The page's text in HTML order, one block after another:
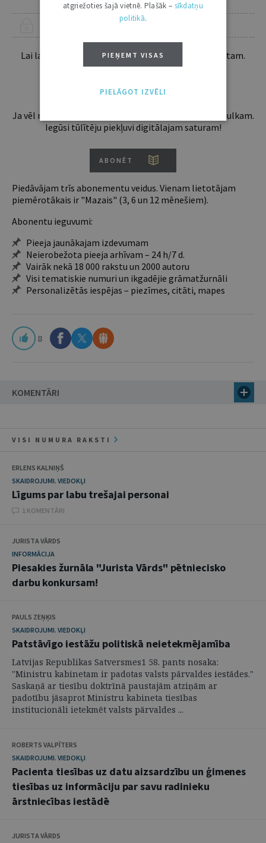
ŠIS RAKSTS PIEEJAMS “JURISTA VĀRDA” ABONENTIEM
Lai lasītu šo rakstu tālāk, Tev jābūt žurnāla abonentam.
Esošos abonentus lūdzam autorizēties:
Ja vēl neesi abonents, aicinām pievienoties lasītāju pulkam.
Iegūsi tūlītēju piekļuvi digitālajam saturam!
ABONĒT
Piedāvājam trīs abonementu veidus. Vienam lietotājam
piemērotākais ir "Mazais" (3, 6 un 12 mēnešiem).
Abonentu ieguvumi:
Pieeja jaunākajam izdevumam
Neierobežota pieeja arhīvam – 24 h/7 d.
Vairāk nekā 18 000 rakstu un 2000 autoru
Visi tematiskie numuri un ikgadējie grāmatžurnāli
Personalizētās iespējas – piezīmes, citāti, mapes
8
KOMENTĀRI
VISI NUMURA RAKSTI
ERLENS KALNIŅŠ
SKAIDROJUMI. VIEDOKĻI
Līgums par labu trešajai personai
1 KOMENTĀRI
JURISTA VĀRDS
INFORMĀCIJA
Piesakies žurnāla "Jurista Vārds" pētniecisko
darbu konkursam!
PAULS ZEŅĶIS
SKAIDROJUMI. VIEDOKĻI
Patstāvīgo iestāžu politiskā neietekmējamība
Latvijas Republikas Satversmes1 58. pants nosaka:
"Ministru kabinetam ir padotas valsts pārvaldes iestādes."
Saskaņā ar tiesību doktrīnā paustajām atziņām ar
padotību jāsaprot Ministru kabineta tiesības
institucionāli ietekmēt valsts pārvaldes ...
ROBERTS VALPĪTERS
SKAIDROJUMI. VIEDOKĻI
Pacienta tiesības uz datu aizsardzību un ģimenes
tiesības uz informāciju par savu radinieku
ārstniecības iestādē
JURISTA VĀRDS
atgriežoties šajā vietnē. Plašāk – sīkdatņu
politikā.
PIEŅEMT VISAS
PIELĀGOT IZVĒLI